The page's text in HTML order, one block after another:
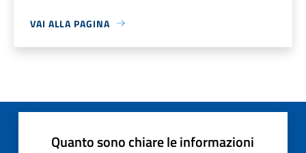
VAI ALLA PAGINA
Quanto sono chiare le informazioni